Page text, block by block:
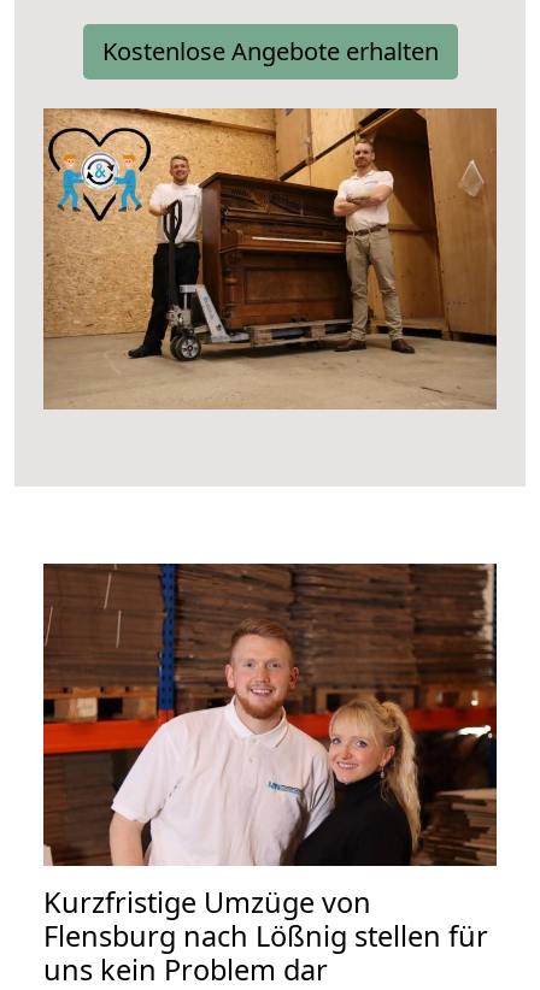
Kostenlose Angebote erhalten
Kurzfristige Umzüge von
Flensburg nach Lößnig stellen für
uns kein Problem dar